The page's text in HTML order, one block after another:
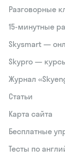
Разговорные
15‑минутные
Skysmart —
Skypro —
Журнал
Статьи
Карта сайта
Бесплатные
Тесты по